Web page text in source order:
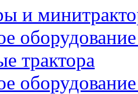
и
трактора